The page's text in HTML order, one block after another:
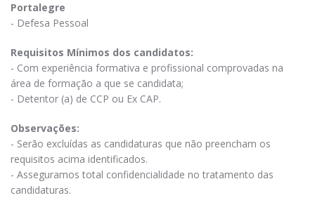
Portalegre
- Defesa Pessoal
Requisitos Mínimos dos candidatos:
- Com experiência formativa e profissional comprovadas na
área de formação a que se candidata;
- Detentor (a) de CCP ou Ex CAP.
Observações:
- Serão excluídas as candidaturas que não preencham os
requisitos acima identificados.
- Asseguramos total confidencialidade no tratamento das
candidaturas.